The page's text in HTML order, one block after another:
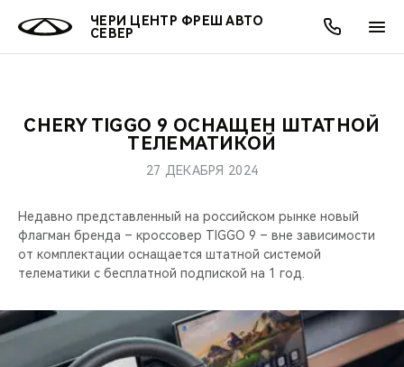
ЧЕРИ ЦЕНТР ФРЕШ АВТО
СЕВЕР
МОДЕЛИ
КРОССОВЕРЫ
ПОКУПАТЕЛЯМ
КРЕДИТ И СТРАХОВАНИЕ
ВЛАДЕЛЬЦАМ
ЗАПЧАСТИ И АКСЕССУАРЫ
ПОДДЕРЖКА
CHERY CONNECT
МИР CHERY
О БРЕНДЕ
CHERY В СОЦСЕТЯХ
ЛЮДИ CHERY
БЛАГОТВОРИТЕЛЬНОСТЬ
АКЦИИ
ОНЛАЙН СЕРВИСЫ
КРЕДИТ
О КОМПАНИИ
МЫ В СОЦСЕТЯХ
CHERY TIGGO 9 ОСНАЩЕН ШТАТНОЙ
ТЕЛЕМАТИКОЙ
27 ДЕКАБРЯ 2024
Недавно представленный на российском рынке новый
флагман бренда – кроссовер TIGGO 9 – вне зависимости
от комплектации оснащается штатной системой
телематики с бесплатной подпиской на 1 год.